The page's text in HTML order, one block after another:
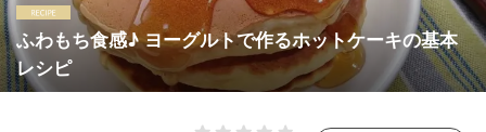
ふわもち食感♪ ヨーグルトで作るホットケーキの基本
レシピ